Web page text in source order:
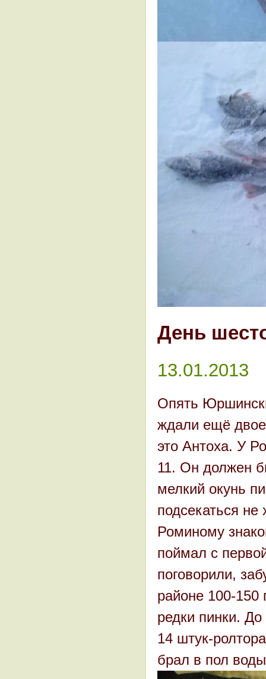
День
13.01.2013
Опять
ждали ещё
это Антоха. У
11. Он должен
мелкий окунь
подсекаться
Роминому
поймал с
поговорили,
районе 100-
редки пинки.
14 штук-
брал в пол